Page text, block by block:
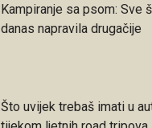
Kampiranje sa psom: Sve
danas napravila drugačije
Što uvijek trebaš imati u